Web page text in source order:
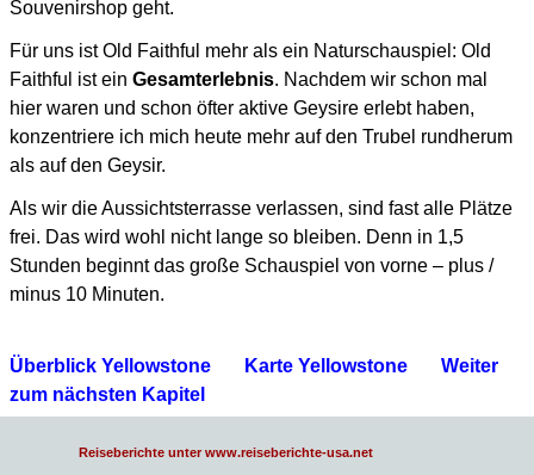
Souvenirshop geht.
Für uns ist Old Faithful mehr als ein Naturschauspiel: Old
Faithful ist ein Gesamterlebnis. Nachdem wir schon mal
hier waren und schon öfter aktive Geysire erlebt haben,
konzentriere ich mich heute mehr auf den Trubel rundherum
als auf den Geysir.
Als wir die Aussichtsterrasse verlassen, sind fast alle Plätze
frei. Das wird wohl nicht lange so bleiben. Denn in 1,5
Stunden beginnt das große Schauspiel von vorne – plus /
minus 10 Minuten.
Überblick Yellowstone Karte Yellowstone
Weiter
zum nächsten Kapitel
Reiseberichte unter www.reiseberichte-usa.net